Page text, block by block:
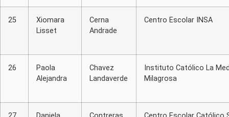
25
Xiomara
Lisset
Cerna
Andrade
Centro Escolar INSA
26
Paola
Alejandra
Chavez
Landaverde
Instituto Católico La
Milagrosa